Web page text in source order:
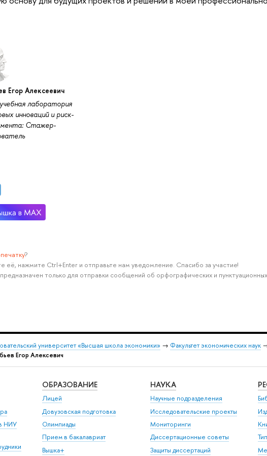
Егор Алексеевич
лаборатория
инноваций и риск-
Стажер-
?
её, нажмите Ctrl+Enter и отправьте нам уведомление. Спасибо за участие!
только для отправки сообщений об орфографических и
университет «Высшая школа экономики» → Факультет экономических наук
Егор Алексевич
НИУ
ОБРАЗОВАНИЕ
Лицей
Довузовская подготовка
Олимпиады
Прием в бакалавриат
Вышка+
НАУКА
Научные подразделения
Исследовательские проекты
Мониторинги
Диссертационные советы
Защиты диссертаций